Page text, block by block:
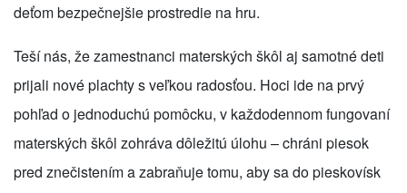
deťom bezpečnejšie prostredie na hru.
Teší nás, že zamestnanci materských škôl aj samotné deti
prijali nové plachty s veľkou radosťou. Hoci ide na prvý
pohľad o jednoduchú pomôcku, v každodennom fungovaní
materských škôl zohráva dôležitú úlohu – chráni piesok
pred znečistením a zabraňuje tomu, aby sa do pieskovísk